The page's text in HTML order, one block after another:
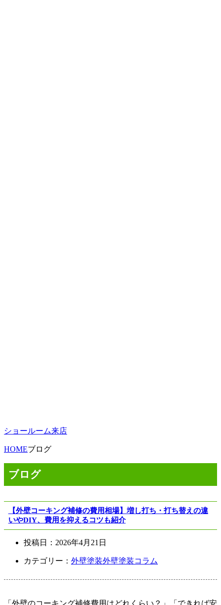
ショールーム来店
HOMEブログ
ブログ
【外壁コーキング補修の費用相場】増し打ち・打ち替えの違
いやDIY、費用を抑えるコツも紹介
投稿日： 2026年4月21日
カテゴリー： 外壁塗装外壁塗装コラム
「外壁のコーキング補修費用はどれくらい？」「できれば安